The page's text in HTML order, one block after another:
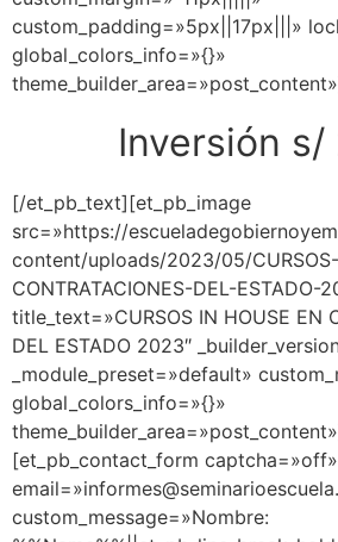
custom_padding=»5px||17px|||»
global_colors_info=»{}»
Inversión s/
[/et_pb_text][et_pb_image
src=»https://
content/uploads/2023/05/
CONTRATACIONES-DEL-ESTADO-
title_text=»CURSOS IN HOUSE EN
DEL ESTADO 2023″
_module_preset=»default»
global_colors_info=»{}»
[et_pb_contact_form captcha=»off»
custom_message=»Nombre: